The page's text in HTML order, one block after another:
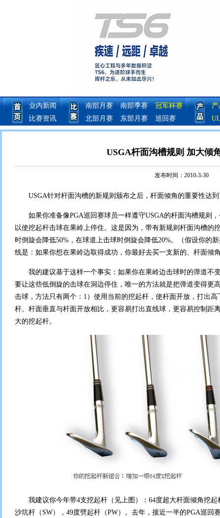
业内新闻
比赛资讯
南部月赛 南部季赛
冠军杯赛
北部月赛
东部月赛 巡回赛
产
USGA杆面沟槽规则 加大倾
发布时间：2010-3-30
USGA针对杆面沟槽的新规则颁布之后，杆面倾角的重要性达到
如果你准备像PGA巡回赛球员一样遵守USGA的杆面沟槽规则，
以使挖起杆击球在果岭上停住。这是因为，带有新规则杆面沟槽的
时倒旋会降低50%，在球道上击球时倒旋会降低20%。（假设你的
线是：如果你想在果岭边取得成功，你最好去买一支新的、杆面倾
我的建议基于这样一个事实：如果你在果岭边击球时的弹道不
要让这些低倒旋的击球在洞边停住，唯一的方法就是把弹道变得更
击球，方法只有两个：1）使用当前的挖起杆，使杆面开放，打出
杆。杆面垂直与杆面开放相比，更容易打出直线球，更容易控制距
大的挖起杆。
我建议你今年带4支挖起杆（见上图）：64度超大杆面倾角挖起
沙坑杆（SW），49度劈起杆（PW）。去年，接近一半的PGA巡回